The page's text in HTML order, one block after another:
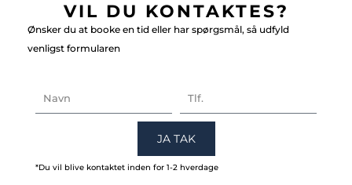
VIL DU KONTAKTES?
Ønsker du at booke en tid eller har spørgsmål, så udfyld
venligst formularen
JA TAK
*Du vil blive kontaktet inden for 1-2 hverdage